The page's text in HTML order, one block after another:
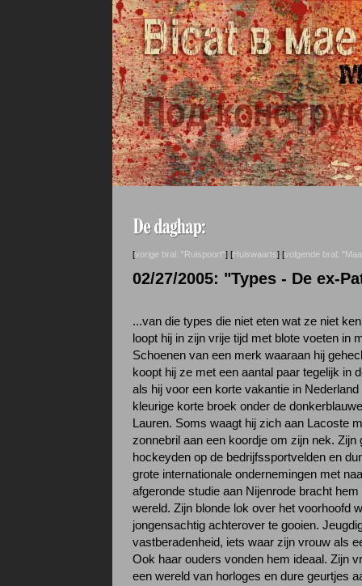
[vorige bral: "Ruispoort"] [Huiswaarts] [volgende bral:
02/27/2005: "Types - De ex-
...van die types die niet eten wat ze niet
loopt hij in zijn vrije tijd met blote voeten in
Schoenen van een merk waaraan hij
koopt hij ze met een aantal paar tegelijk in
als hij voor een korte vakantie in
kleurige korte broek onder de
Lauren. Soms waagt hij zich aan Lacoste
zonnebril aan een koordje om zijn nek. Zijn
hockeyden op de bedrijfssportvelden en
grote internationale ondernemingen met
afgeronde studie aan Nijenrode bracht
wereld. Zijn blonde lok over het voorhoofd
jongensachtig achterover te gooien.
vastberadenheid, iets waar zijn vrouw als
Ook haar ouders vonden hem ideaal. Zijn
een wereld van horloges en dure geurtjes